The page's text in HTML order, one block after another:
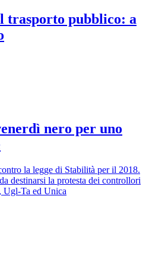
trasporto pubblico: a
nero per uno
la legge di Stabilità per il 2018.
destinarsi la protesta dei controllori
Ta ed Unica